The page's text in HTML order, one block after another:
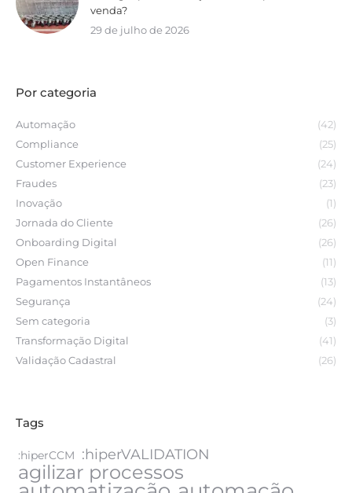
venda?
29 de julho de 2026
Por categoria
Automação
(42)
Compliance
(25)
Customer Experience
(24)
Fraudes
(23)
Inovação
(1)
Jornada do Cliente
(26)
Onboarding Digital
(26)
Open Finance
(11)
Pagamentos Instantâneos
(13)
Segurança
(24)
Sem categoria
(3)
Transformação Digital
(41)
Validação Cadastral
(26)
Tags
:hiperCCM :hiperVALIDATION
agilizar processos